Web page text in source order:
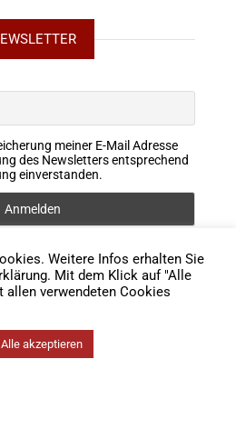
meiner E-Mail Adresse
des Newsletters entsprechend
einverstanden.
US
Weitere Infos erhalten Sie
Mit dem Klick auf "Alle
allen verwendeten Cookies
Alle akzeptieren